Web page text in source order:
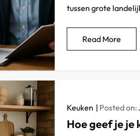
tussen grote
Read More
Keuken Posted on:
Hoe geef je je